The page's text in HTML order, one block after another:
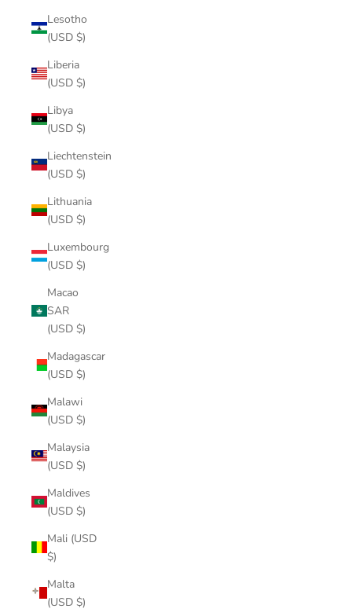
Lesotho
(USD $)
Liberia
(USD $)
Libya
(USD $)
Liechtenstein
(USD $)
Lithuania
(USD $)
Luxembourg
(USD $)
Macao
SAR
(USD $)
Madagascar
(USD $)
Malawi
(USD $)
Malaysia
(USD $)
Maldives
(USD $)
Mali (USD
$)
Malta
(USD $)